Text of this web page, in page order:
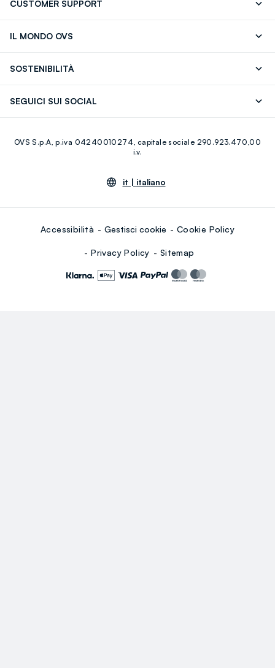
CUSTOMER SUPPORT
IL MONDO OVS
Giftcard
SOSTENIBILITÀ
SEGUICI SUI SOCIAL
Youtube Linkedin
OVS S.p.A, p.iva 04240010274, capitale sociale 290.923.470,00
i.v.
it | italiano
Accessibilità Gestisci cookie Cookie Policy
Privacy Policy Sitemap